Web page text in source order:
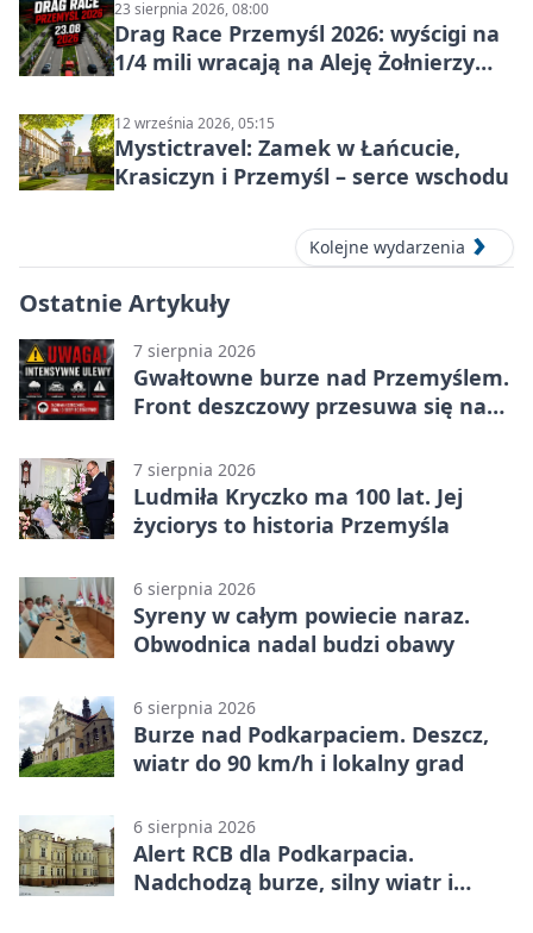
23 sierpnia 2026, 08:00
Drag Race Przemyśl 2026: wyścigi na
1/4 mili wracają na Aleję Żołnierzy
12 września 2026, 05:15
Mystictravel: Zamek w Łańcucie,
Krasiczyn i Przemyśl – serce wschodu
Kolejne wydarzenia
Ostatnie Artykuły
7 sierpnia 2026
Gwałtowne burze nad Przemyślem.
Front deszczowy przesuwa się na
7 sierpnia 2026
Ludmiła Kryczko ma 100 lat. Jej
życiorys to historia Przemyśla
6 sierpnia 2026
Syreny w całym powiecie naraz.
Obwodnica nadal budzi obawy
6 sierpnia 2026
Burze nad Podkarpaciem. Deszcz,
wiatr do 90 km/h i lokalny grad
6 sierpnia 2026
Alert RCB dla Podkarpacia.
Nadchodzą burze, silny wiatr i